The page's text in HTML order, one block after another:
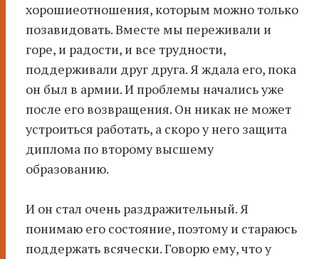
хорошиеотношения, которым можно только
позавидовать. Вместе мы переживали и
горе, и радости, и все трудности,
поддерживали друг друга. Я ждала его, пока
он был в армии. И проблемы начались уже
после его возвращения. Он никак не может
устроиться работать, а скоро у него защита
диплома по второму высшему
образованию.
И он стал очень раздражительный. Я
понимаю его состояние, поэтому и стараюсь
поддержать всячески. Говорю ему, что у